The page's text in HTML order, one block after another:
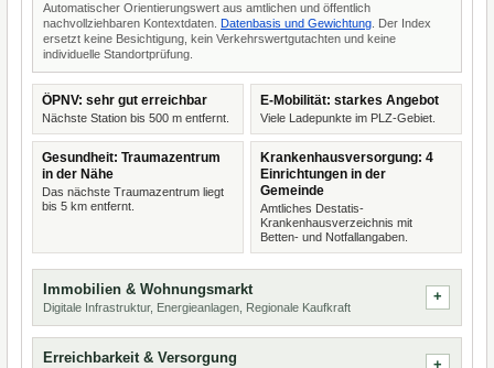
Automatischer Orientierungswert aus amtlichen und öffentlich
nachvollziehbaren Kontextdaten. Datenbasis und Gewichtung . Der Index
ersetzt keine Besichtigung, kein Verkehrswertgutachten und keine
individuelle Standortprüfung.
ÖPNV: sehr gut erreichbar
Nächste Station bis 500 m entfernt.
E-Mobilität: starkes Angebot
Viele Ladepunkte im PLZ-Gebiet.
Gesundheit: Traumazentrum
in der Nähe
Das nächste Traumazentrum liegt
bis 5 km entfernt.
Krankenhausversorgung: 4
Einrichtungen in der
Gemeinde
Amtliches Destatis-
Krankenhausverzeichnis mit
Betten- und Notfallangaben.
Immobilien & Wohnungsmarkt
Digitale Infrastruktur, Energieanlagen, Regionale Kaufkraft
Erreichbarkeit & Versorgung